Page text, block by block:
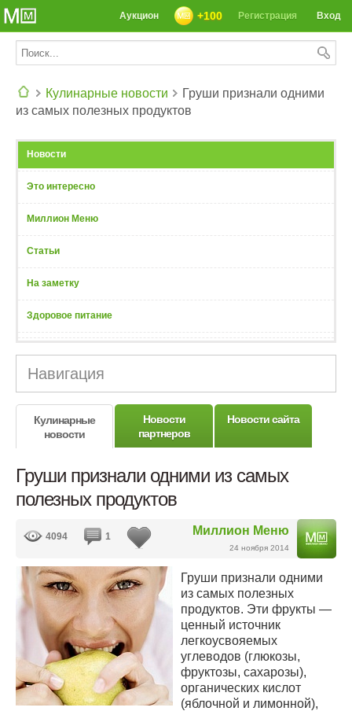
Вход
Регистрация
+100
Аукцион
Кулинарные новости
Груши признали одними
из самых полезных продуктов
Новости
Это интересно
Миллион Меню
Статьи
На заметку
Здоровое питание
Навигация
Кулинарные
новости
Новости
партнеров
Новости сайта
Груши признали одними из самых
полезных продуктов
Миллион Меню
24 ноября 2014
4094 1
Груши признали одними
из самых полезных
продуктов. Эти фрукты —
ценный источник
легкоусвояемых
углеводов (глюкозы,
фруктозы, сахарозы),
органических кислот
(яблочной и лимонной),